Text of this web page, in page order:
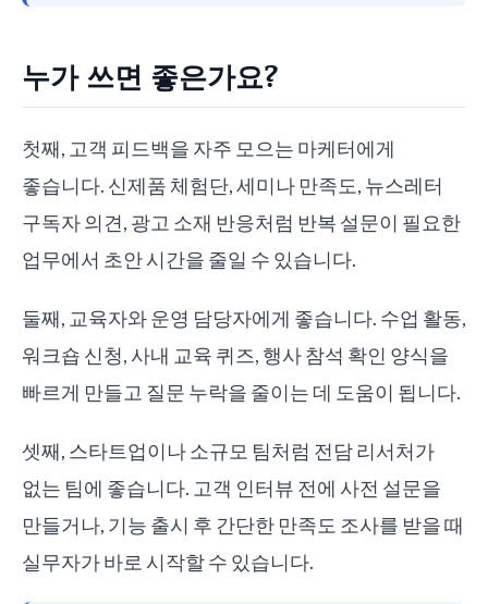
누가 쓰면 좋은가요?
첫째, 고객 피드백을 자주 모으는 마케터에게
좋습니다. 신제품 체험단, 세미나 만족도, 뉴스레터
구독자 의견, 광고 소재 반응처럼 반복 설문이 필요한
업무에서 초안 시간을 줄일 수 있습니다.
둘째, 교육자와 운영 담당자에게 좋습니다. 수업 활동,
워크숍 신청, 사내 교육 퀴즈, 행사 참석 확인 양식을
빠르게 만들고 질문 누락을 줄이는 데 도움이 됩니다.
셋째, 스타트업이나 소규모 팀처럼 전담 리서처가
없는 팀에 좋습니다. 고객 인터뷰 전에 사전 설문을
만들거나, 기능 출시 후 간단한 만족도 조사를 받을 때
실무자가 바로 시작할 수 있습니다.